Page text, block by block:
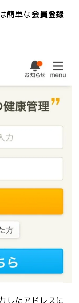
簡単な会員登録
したアドレスに